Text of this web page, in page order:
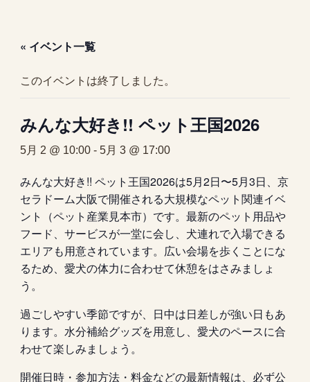
« イベント一覧
このイベントは終了しました。
みんな大好き!! ペット王国2026
5月 2 @ 10:00- 5月 3 @ 17:00
みんな大好き!! ペット王国2026は5月2日〜5月3日、京
セラドーム大阪で開催される大規模なペット関連イベ
ント（ペット産業見本市）です。最新のペット用品や
フード、サービスが一堂に会し、犬連れで入場できる
エリアも用意されています。広い会場を歩くことにな
るため、愛犬の体力に合わせて休憩をはさみましょ
う。
過ごしやすい季節ですが、日中は日差しが強い日もあ
ります。水分補給グッズを用意し、愛犬のペースに合
わせて楽しみましょう。
開催日時・参加方法・料金などの最新情報は、必ず公